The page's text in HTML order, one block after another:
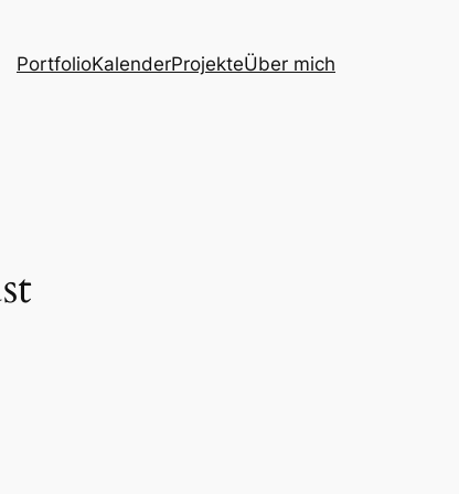
PortfolioKalenderProjekteÜber mich